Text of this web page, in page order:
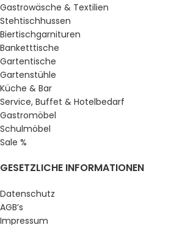
Gastrowäsche & Textilien
Stehtischhussen
Biertischgarnituren
Banketttische
Gartentische
Gartenstühle
Küche & Bar
Service, Buffet & Hotelbedarf
Gastromöbel
Schulmöbel
Sale %
GESETZLICHE INFORMATIONEN
Datenschutz
AGB’s
Impressum